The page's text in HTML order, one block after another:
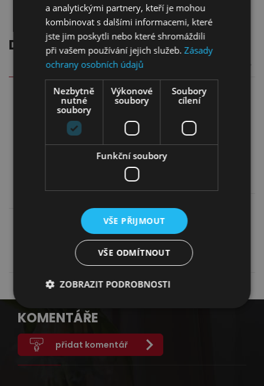
Novinky
Výprodej
DOPORUČUJEME
4 499,00
Více informací
3 250,00
2 329,00
Více informací
KOMENTÁŘE
přidat komentář
a analytickými partnery, kteří je mohou
kombinovat s dalšími informacemi, které
jste jim poskytli nebo které shromáždili
při vašem používání jejich služeb.Zásady
ochrany osobních údajů
Nezbytně
nutné
soubory
Výkonové
soubory
Soubory
cílení
Funkční soubory
VŠE PŘIJMOUT
VŠE ODMÍTNOUT
ZOBRAZIT PODROBNOSTI